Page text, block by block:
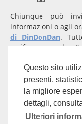
Questo sito
presenti,
la migliore
dettagli,
Ulteriori
Chiunque può
informazioni o agli
di DinDonDan.
verifica manuale.
con un
comunicazioni
Per qualunque